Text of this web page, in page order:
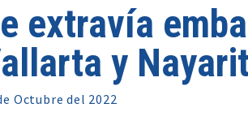
extravía
y Nayarit
Octubre del 2022